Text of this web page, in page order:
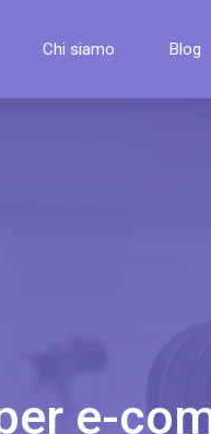
Chi siamo Blog
e-